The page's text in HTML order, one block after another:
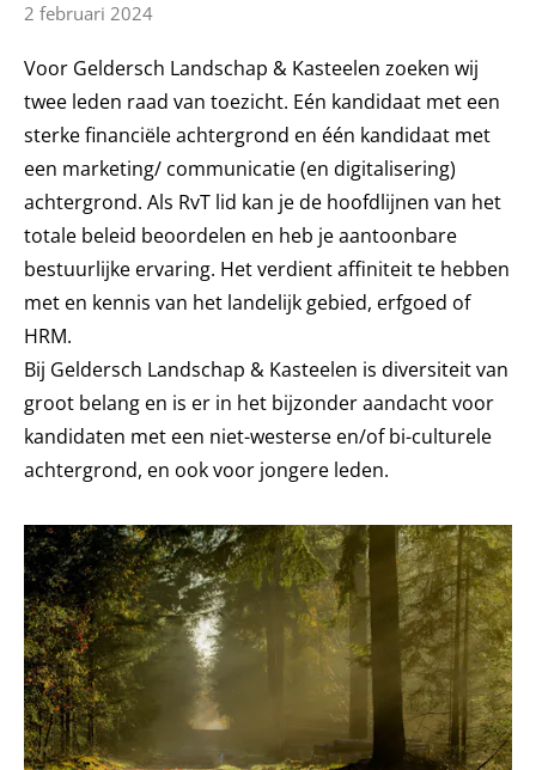
2 februari 2024
Voor Geldersch Landschap & Kasteelen zoeken wij
twee leden raad van toezicht. Eén kandidaat met een
sterke financiële achtergrond en één kandidaat met
een marketing/ communicatie (en digitalisering)
achtergrond. Als RvT lid kan je de hoofdlijnen van het
totale beleid beoordelen en heb je aantoonbare
bestuurlijke ervaring. Het verdient affiniteit te hebben
met en kennis van het landelijk gebied, erfgoed of
HRM.
Bij Geldersch Landschap & Kasteelen is diversiteit van
groot belang en is er in het bijzonder aandacht voor
kandidaten met een niet-westerse en/of bi-culturele
achtergrond, en ook voor jongere leden.